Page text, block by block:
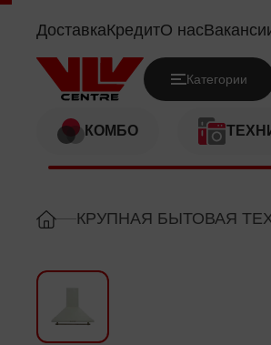
SIMFER 8665SM
ДоставкаКредитО нас
Категории
КОМБО
КРУПНАЯ БЫТОВАЯ